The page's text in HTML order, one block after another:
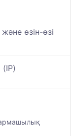
өзін-өзі
(IP)